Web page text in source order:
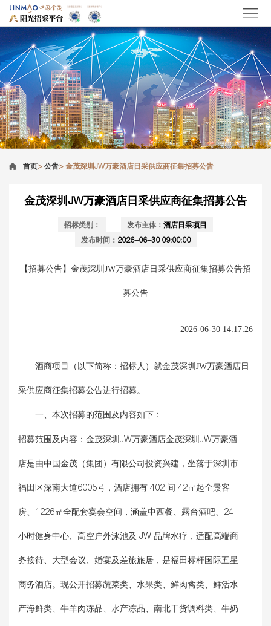
首页>公告>金茂深圳JW万豪酒店日采供应商征集招募公告
金茂深圳JW万豪酒店日采供应商征集招募公告
招标类别： 发布主体： 酒店日采项目
发布时间： 2026-06-30 09:00:00
【招募公告】 金茂深圳JW万豪酒店日采供应商征集招募公告招
募公告
2026-06-30 14:17:26
酒商项目（以下简称：招标人）就金茂深圳JW万豪酒店日
采供应商征集招募公告进行招募。
一、本次招募的范围及内容如下：
招募范围及内容： 金茂深圳JW万豪酒店金茂深圳JW万豪酒
店是由中国金茂（集团）有限公司投资兴建，坐落于深圳市
福田区深南大道6005号，酒店拥有 402 间 42㎡起全景客
房、1226㎡全配套宴会空间，涵盖中西餐、露台酒吧、24
小时健身中心、高空户外泳池及 JW 品牌水疗，适配高端商
务接待、大型会议、婚宴及差旅旅居，是福田标杆国际五星
商务酒店。现公开招募蔬菜类、水果类、鲜肉禽类、鲜活水
产海鲜类、牛羊肉冻品、水产冻品、南北干货调料类、牛奶